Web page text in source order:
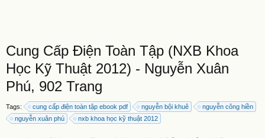
Cung Cấp Điện Toàn Tập (NXB Khoa
Học Kỹ Thuật 2012) - Nguyễn Xuân
Phú, 902 Trang
Tags: cung cấp điện toàn tập ebook pdf nguyễn bội khuê
nguyễn công hiền
nguyễn xuân phú
nxb khoa học kỹ thuật 2012